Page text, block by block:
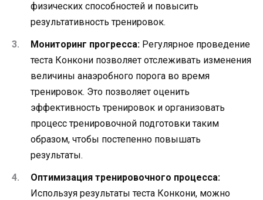
физических способностей и повысить
результативность тренировок.
Мониторинг прогресса: Регулярное проведение
теста Конкони позволяет отслеживать изменения
величины анаэробного порога во время
тренировок. Это позволяет оценить
эффективность тренировок и организовать
процесс тренировочной подготовки таким
образом, чтобы постепенно повышать
результаты.
Оптимизация тренировочного процесса:
Используя результаты теста Конкони, можно